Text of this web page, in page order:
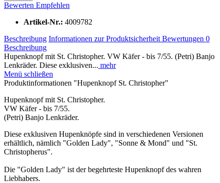
Bewerten Empfehlen
Artikel-Nr.: 4009782
Beschreibung Informationen zur Produktsicherheit Bewertungen 0
Beschreibung
Hupenknopf mit St. Christopher. VW Käfer - bis 7/55. (Petri) Banjo
Lenkräder. Diese exklusiven... mehr
Menü schließen
Produktinformationen "Hupenknopf St. Christopher"
Hupenknopf mit St. Christopher.
VW Käfer - bis 7/55.
(Petri) Banjo Lenkräder.
Diese exklusiven Hupenknöpfe sind in verschiedenen Versionen
erhältlich, nämlich "Golden Lady", "Sonne & Mond" und "St.
Christopherus".
Die "Golden Lady" ist der begehrteste Hupenknopf des wahren
Liebhabers.